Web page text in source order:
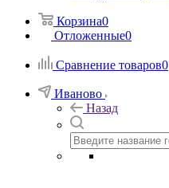
Корзина0
Отложенные0
Сравнение товаров0
Иваново
Назад